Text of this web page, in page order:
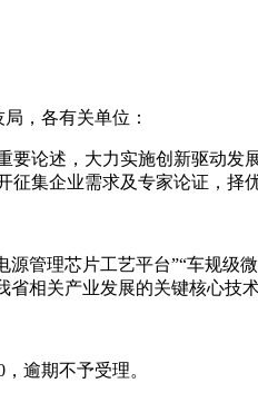
，各有关单位：
论述，大力实施创新驱动
集企业需求及专家论证，择
管理芯片工艺平台”“车规
相关产业发展的关键核心技
逾期不予受理。